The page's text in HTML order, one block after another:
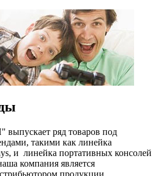
ряд товаров под
такими как линейка
и линейка портативных консолей
компания является